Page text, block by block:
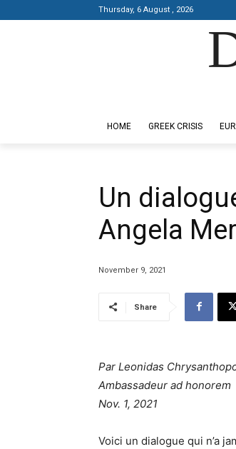
Thursday, 6 August , 2026
HOME GREEK CRISIS
Un
Angela
November 9, 2021
Share
Par Leonidas
Ambassadeur ad honorem
Nov. 1, 2021
Voici un dialogue qui n’a